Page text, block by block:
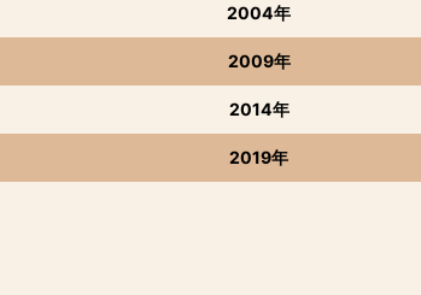
2004年
2009年
2014年
2019年